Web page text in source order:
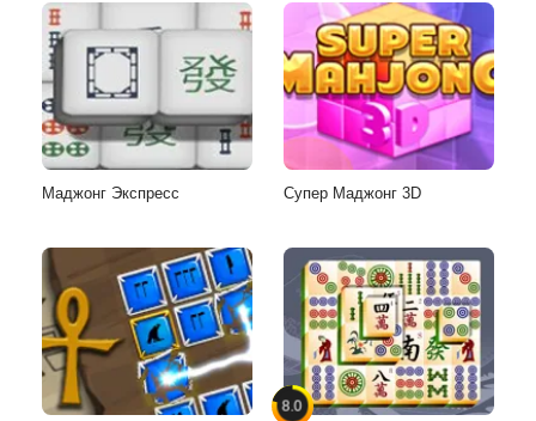
Маджонг Экспресс Супер Маджонг 3D
8.0